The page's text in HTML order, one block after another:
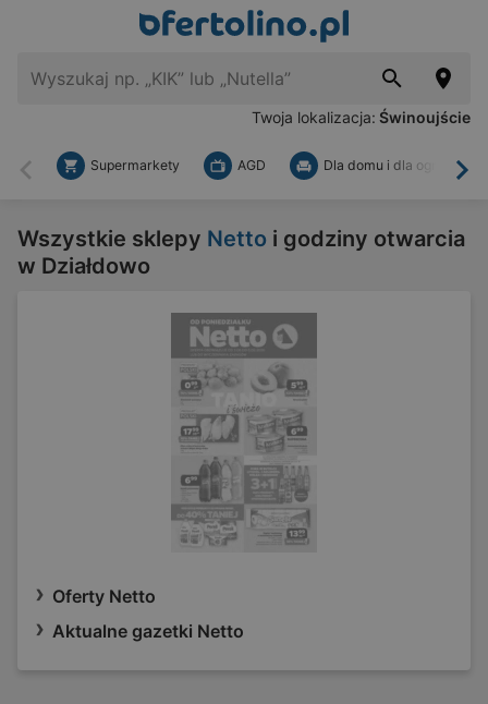
Twoja lokalizacja: Świnoujście
Wstecz
Supermarkety AGD Dla domu i dla ogrodu
Wszystkie sklepy Netto i godziny otwarcia
w Działdowo
Oferty Netto
Aktualne gazetki Netto